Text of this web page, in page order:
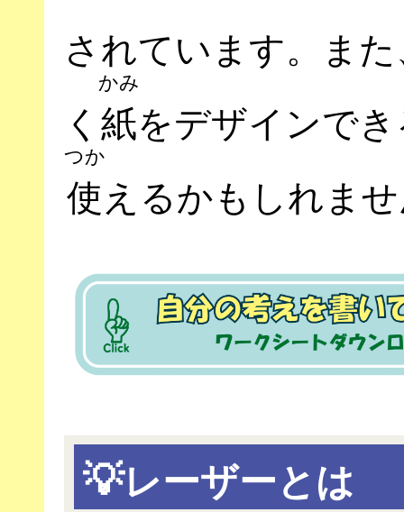
されています。ま
く紙
かみ
をデザインで
使
つか
えるかもしれま
💡レーザーとは